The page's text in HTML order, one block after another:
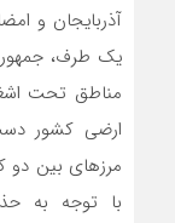
آذربایجان و
یک طرف،
مناطق تحت
ارضی کشور
مرز‌های بین
با توجه به